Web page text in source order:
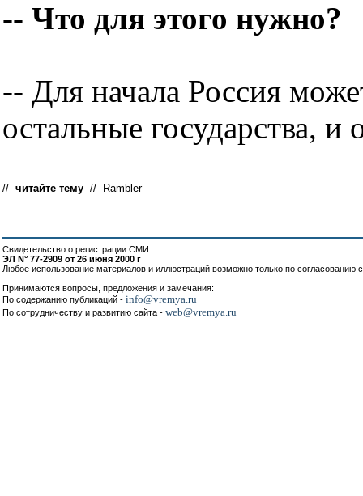
-- Что для этого нужно?
-- Для начала Россия
остальные государства, и
// читайте тему // Rambler
Свидетельство о регистрации СМИ:
ЭЛ N° 77-2909 от 26 июня 2000 г
Любое использование материалов и иллюстраций возможно только по согласованию
Принимаются вопросы, предложения и замечания:
По содержанию публикаций - info@vremya.ru
По сотрудничеству и развитию сайта - web@vremya.ru